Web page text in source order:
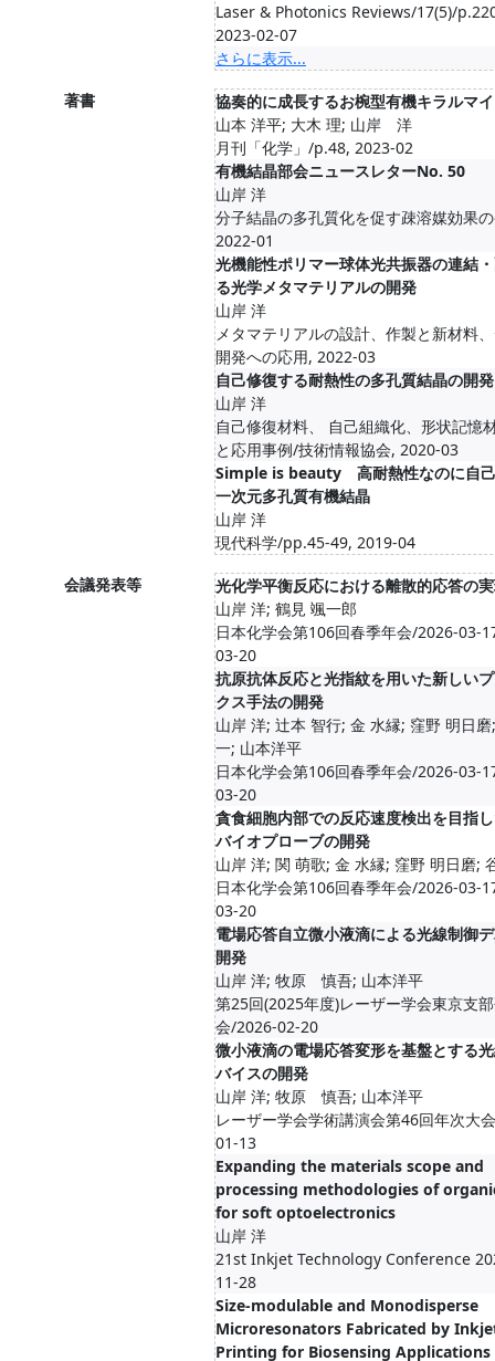
Laser & Photonics Reviews/17(5)/
2023-02-07
さらに表示...
著書
協奏的に成長するお椀型有機キラルマ
山本 洋平; 大木 理; 山岸 洋
月刊「化学」/p.48, 2023-02
有機結晶部会ニュースレターNo. 50
山岸 洋
分子結晶の多孔質化を促す疎溶媒効果
2022-01
光機能性ポリマー球体光共振器の連結
る光学メタマテリアルの開発
山岸 洋
メタマテリアルの設計、作製と新材料
開発への応用, 2022-03
自己修復する耐熱性の多孔質結晶の開発
山岸 洋
自己修復材料、 自己組織化、形状記憶
と応用事例/技術情報協会, 2020-03
Simple is beauty 高耐熱性なのに自
一次元多孔質有機結晶
山岸 洋
現代科学/pp.45-49, 2019-04
会議発表等
光化学平衡反応における離散的応答の
山岸 洋; 鶴見 颯一郎
日本化学会第106回春季年会/2026-03-
03-20
抗原抗体反応と光指紋を用いた新しい
クス手法の開発
山岸 洋; 辻本 智行; 金 水縁; 窪野 明日
一; 山本洋平
日本化学会第106回春季年会/2026-03-
03-20
貪食細胞内部での反応速度検出を目指
バイオプローブの開発
山岸 洋; 関 萌歌; 金 水縁; 窪野 明日磨;
日本化学会第106回春季年会/2026-03-
03-20
電場応答自立微小液滴による光線制御
開発
山岸 洋; 牧原 慎吾; 山本洋平
第25回(2025年度)レーザー学会東京支
会/2026-02-20
微小液滴の電場応答変形を基盤とする
バイスの開発
山岸 洋; 牧原 慎吾; 山本洋平
レーザー学会学術講演会第46回年次大
01-13
Expanding the materials scope and
processing methodologies of
for soft optoelectronics
山岸 洋
21st Inkjet Technology Conference
11-28
Size-modulable and Monodisperse
Microresonators Fabricated by
Printing for Biosensing Applications